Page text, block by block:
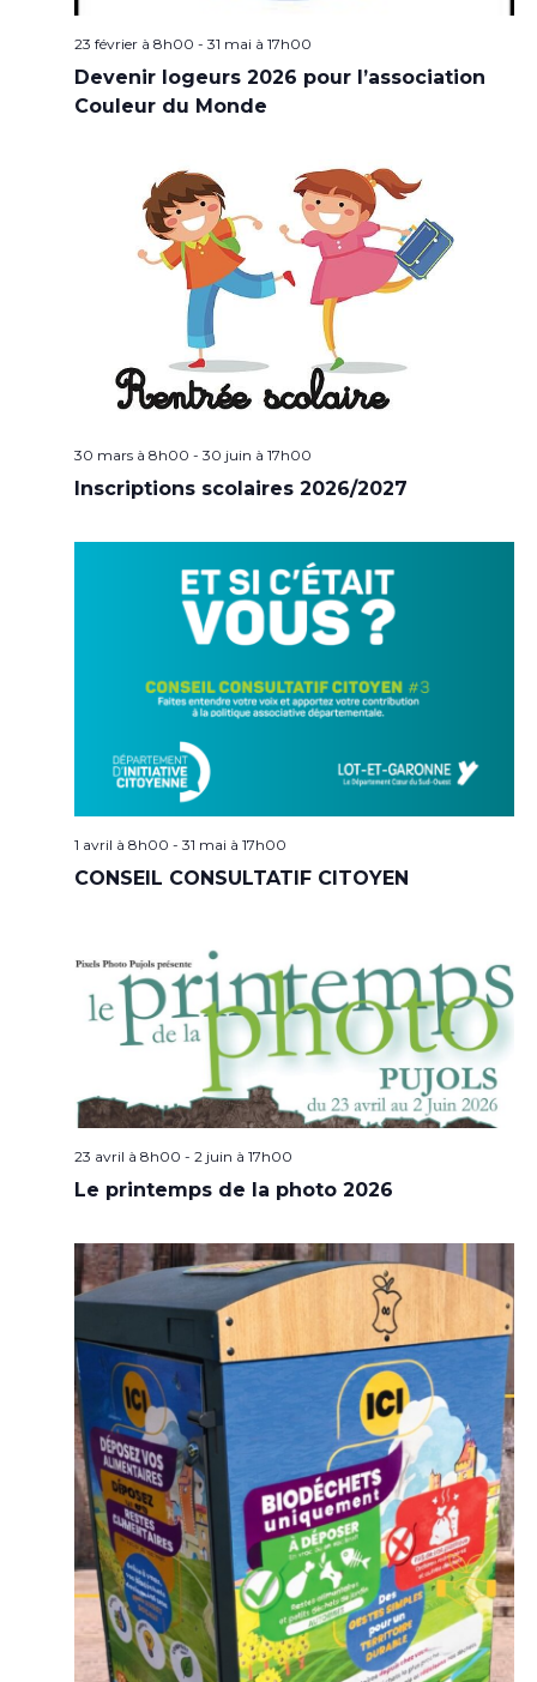
23 février à 8h00 - 31 mai à 17h00
Devenir logeurs 2026 pour l’association
Couleur du Monde
30 mars à 8h00 - 30 juin à 17h00
Inscriptions scolaires 2026/2027
1 avril à 8h00 - 31 mai à 17h00
CONSEIL CONSULTATIF CITOYEN
23 avril à 8h00 - 2 juin à 17h00
Le printemps de la photo 2026